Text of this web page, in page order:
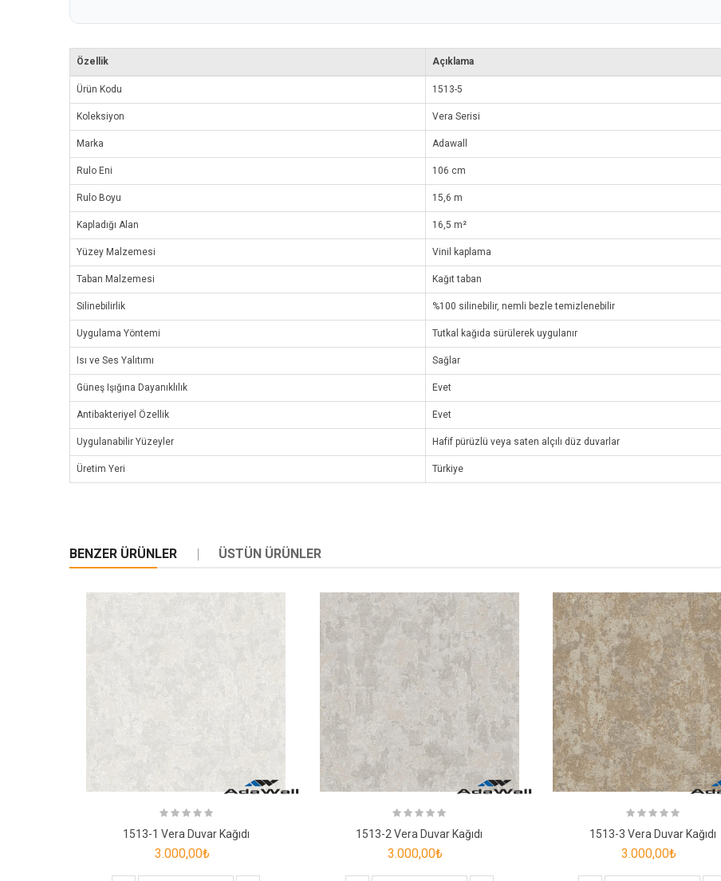
Özellik Açıklama
Ürün Kodu 1513-5
Koleksiyon Vera Serisi
Marka Adawall
Rulo Eni 106 cm
Rulo Boyu 15,6 m
Kapladığı Alan 16,5 m²
Yüzey Malzemesi Vinil kaplama
Taban Malzemesi Kağıt taban
Silinebilirlik %100 silinebilir, nemli bezle temizlenebilir
Uygulama Yöntemi Tutkal kağıda sürülerek uygulanır
Isı ve Ses Yalıtımı Sağlar
Güneş Işığına Dayanıklılık Evet
Antibakteriyel Özellik Evet
Uygulanabilir Yüzeyler Hafif pürüzlü veya saten alçılı düz duvarlar
Üretim Yeri Türkiye
BENZER ÜRÜNLER ÜSTÜN ÜRÜNLER
1513-1 Vera Duvar Kağıdı
3.000,00₺
1513-2 Vera Duvar Kağıdı
3.000,00₺
1513-3 Vera Duvar Kağıdı
3.000,00₺